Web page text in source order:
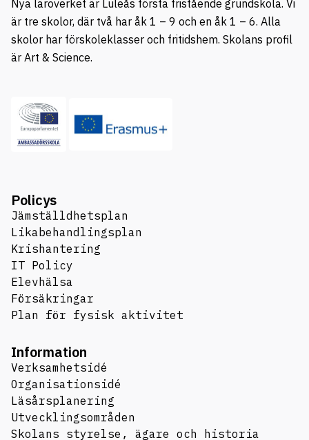
Nya läroverket är Luleås första fristående grundskola. Vi
är tre skolor, där två har åk 1 – 9 och en åk 1 – 6. Alla
skolor har förskoleklasser och fritidshem. Skolans profil
är Art & Science.
Policys
Jämställdhetsplan
Likabehandlingsplan
Krishantering
IT Policy
Elevhälsa
Försäkringar
Plan för fysisk aktivitet
Information
Verksamhetsidé
Organisationsidé
Läsårsplanering
Utvecklingsområden
Skolans styrelse, ägare och historia